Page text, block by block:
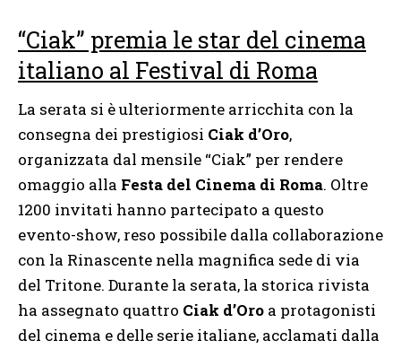
“Ciak” premia le star del cinema
italiano al Festival di Roma
La serata si è ulteriormente arricchita con la
consegna dei prestigiosi Ciak d’Oro,
organizzata dal mensile “Ciak” per rendere
omaggio alla Festa del Cinema di Roma. Oltre
1200 invitati hanno partecipato a questo
evento-show, reso possibile dalla collaborazione
con la Rinascente nella magnifica sede di via
del Tritone. Durante la serata, la storica rivista
ha assegnato quattro Ciak d’Oro a protagonisti
del cinema e delle serie italiane, acclamati dalla